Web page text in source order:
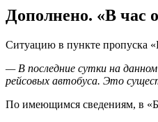
Дополнено. «В час
Ситуацию в пункте пропуска
— В последние сутки на
рейсовых автобуса. Это
По имеющимся сведениям, в